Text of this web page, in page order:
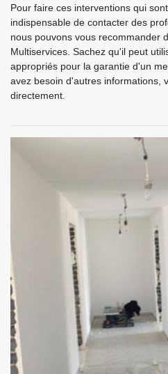
Pour faire ces interventions qui
indispensable de contacter des
nous pouvons vous recommander
Multiservices. Sachez qu'il peut
appropriés pour la garantie d'un
avez besoin d'autres informations,
directement.